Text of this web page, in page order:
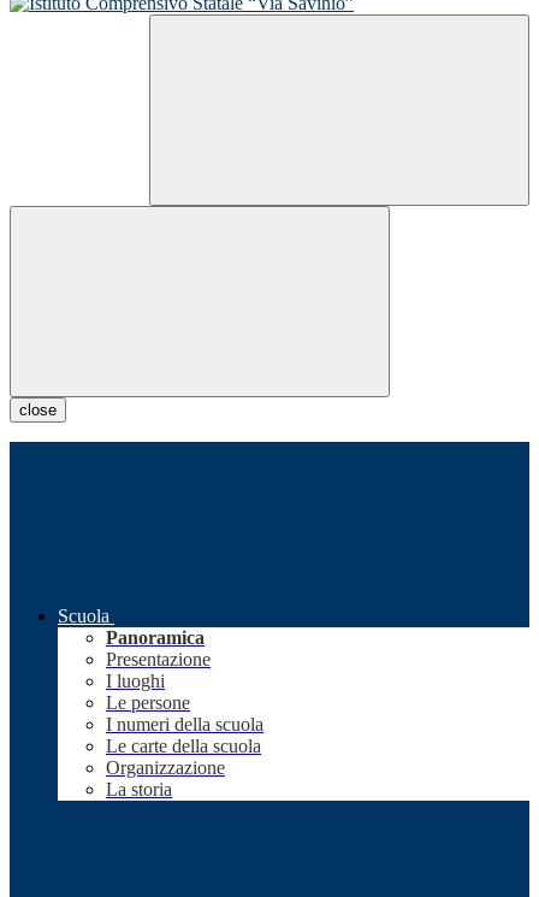
close
Scuola
Panoramica
Presentazione
I luoghi
Le persone
I numeri della scuola
Le carte della scuola
Organizzazione
La storia